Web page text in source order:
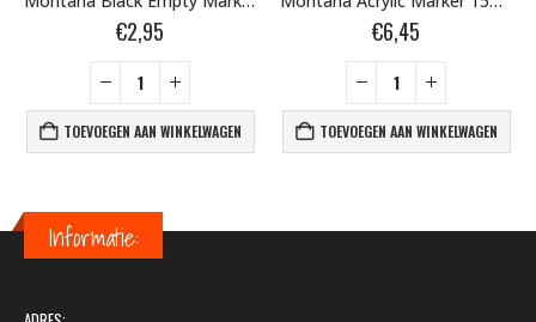
€2,95
TOEVOEGEN AAN WINKELWAGEN
€6,45
TOEVOEGEN AAN WINKELWAGEN
Informatie: